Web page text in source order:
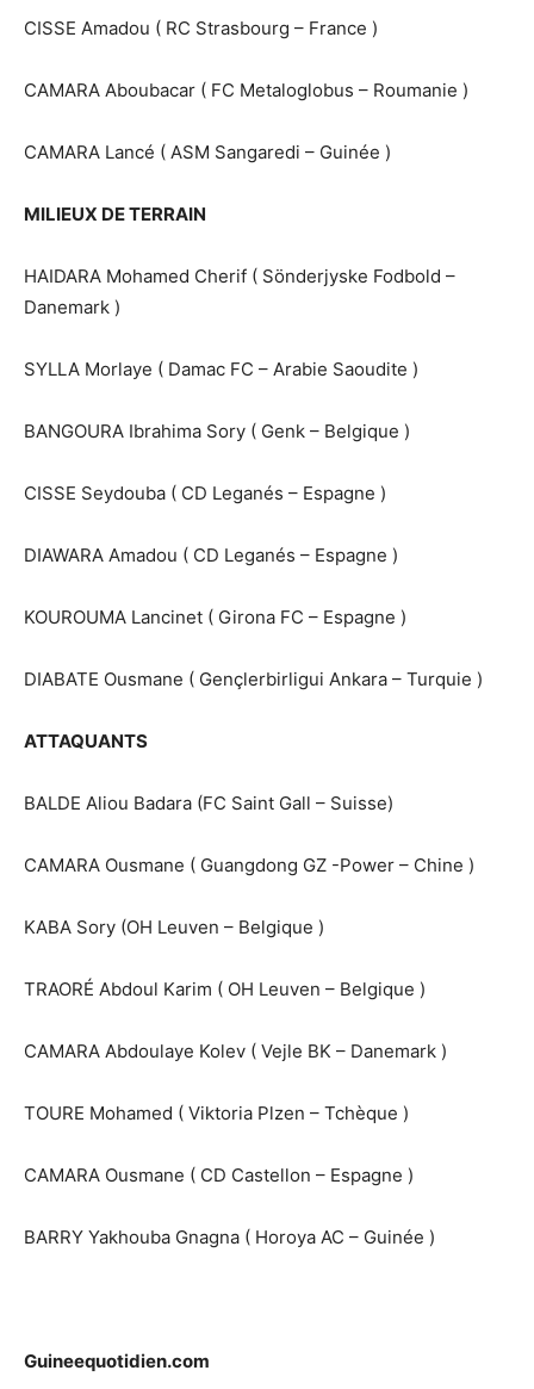
CISSE Amadou ( RC Strasbourg – France )
CAMARA Aboubacar ( FC Metaloglobus – Roumanie )
CAMARA Lancé ( ASM Sangaredi – Guinée )
MILIEUX DE TERRAIN
HAIDARA Mohamed Cherif ( Sönderjyske Fodbold –
Danemark )
SYLLA Morlaye ( Damac FC – Arabie Saoudite )
BANGOURA Ibrahima Sory ( Genk – Belgique )
CISSE Seydouba ( CD Leganés – Espagne )
DIAWARA Amadou ( CD Leganés – Espagne )
KOUROUMA Lancinet ( Girona FC – Espagne )
DIABATE Ousmane ( Gençlerbirligui Ankara – Turquie )
ATTAQUANTS
BALDE Aliou Badara (FC Saint Gall – Suisse)
CAMARA Ousmane ( Guangdong GZ -Power – Chine )
KABA Sory (OH Leuven – Belgique )
TRAORÉ Abdoul Karim ( OH Leuven – Belgique )
CAMARA Abdoulaye Kolev ( Vejle BK – Danemark )
TOURE Mohamed ( Viktoria Plzen – Tchèque )
CAMARA Ousmane ( CD Castellon – Espagne )
BARRY Yakhouba Gnagna ( Horoya AC – Guinée )
Guineequotidien.com